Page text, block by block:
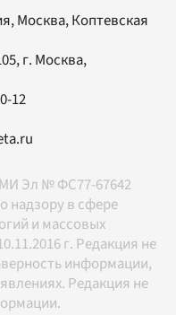
Москва, Коптевская
, г. Москва,
12
Эл № ФС77-67642
надзору в сфере
и массовых
г. Редакция не
информации,
Редакция не